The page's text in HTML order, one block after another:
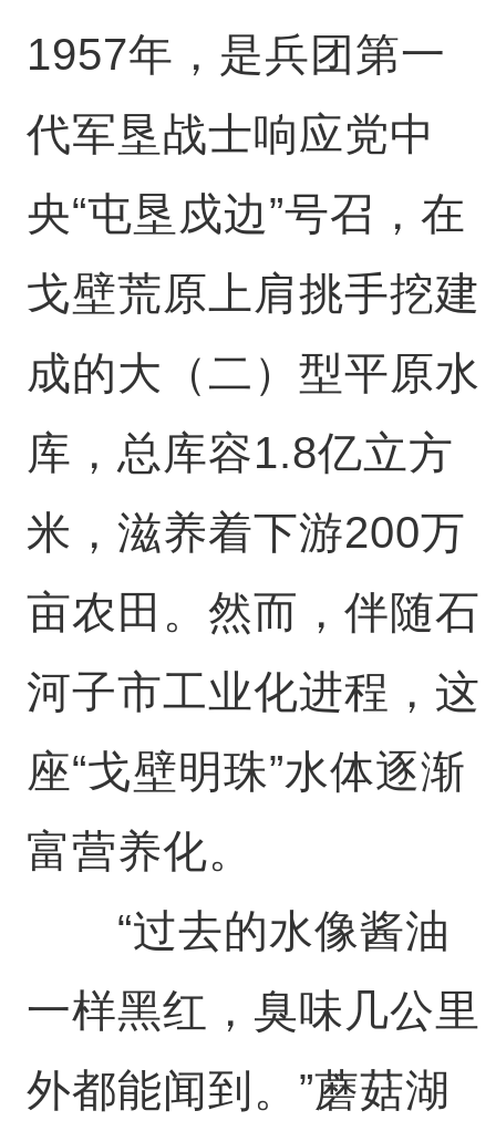
1957年，是兵团第一
代军垦战士响应党中
央“屯垦戍边”号召，在
戈壁荒原上肩挑手挖建
成的大（二）型平原水
库，总库容1.8亿立方
米，滋养着下游200万
亩农田。然而，伴随石
河子市工业化进程，这
座“戈壁明珠”水体逐渐
富营养化。
“过去的水像酱油
一样黑红，臭味几公里
外都能闻到。”蘑菇湖